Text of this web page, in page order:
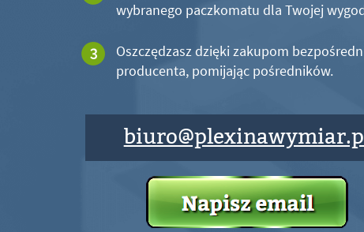
wybranego paczkomatu dla Twojej
Oszczędzasz dzięki zakupom
producenta, pomijając pośredników.